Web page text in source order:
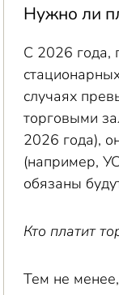
Нужно ли
С 2026 года,
случаях
торговыми
2026 года),
(например,
обязаны
Кто платит
Тем не